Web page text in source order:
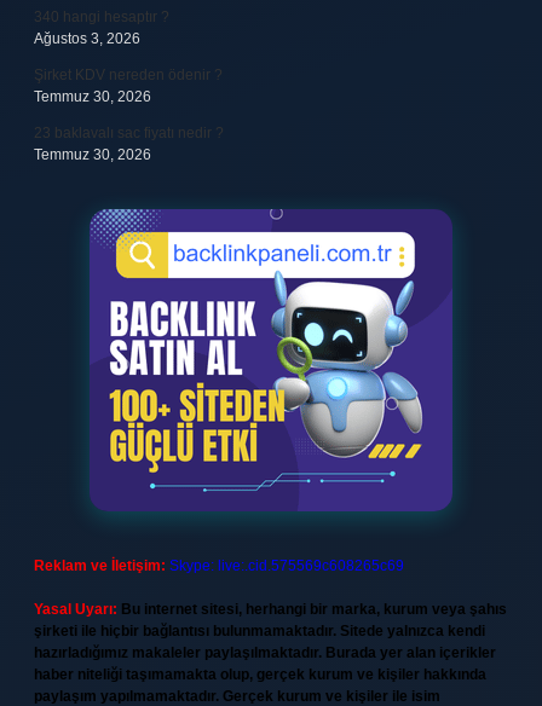
340 hangi hesaptır ?
Ağustos 3, 2026
Şirket KDV nereden ödenir ?
Temmuz 30, 2026
23 baklavalı sac fiyatı nedir ?
Temmuz 30, 2026
Reklam ve İletişim: Skype: live:.cid.575569c608265c69
Yasal Uyarı: Bu internet sitesi, herhangi bir marka, kurum veya şahıs
şirketi ile hiçbir bağlantısı bulunmamaktadır. Sitede yalnızca kendi
hazırladığımız makaleler paylaşılmaktadır. Burada yer alan içerikler
haber niteliği taşımamakta olup, gerçek kurum ve kişiler hakkında
paylaşım yapılmamaktadır. Gerçek kurum ve kişiler ile isim